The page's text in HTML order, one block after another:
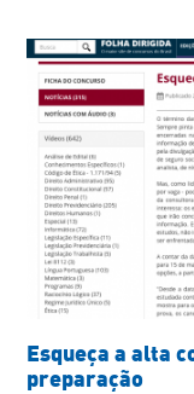
Esqueça a alta
preparação